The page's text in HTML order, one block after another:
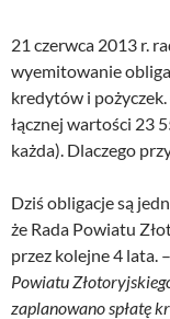
21 czerwca 2013 r.
wyemitowanie
kredytów i
łącznej wartości 23
każda). Dlaczego
Dziś obligacje są
że Rada Powiatu
przez kolejne 4 lata. –
Powiatu
zaplanowano spłatę